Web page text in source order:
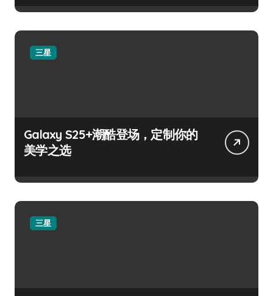
三星
Galaxy S25+潮酷登场，定制你的
美学之选
三星